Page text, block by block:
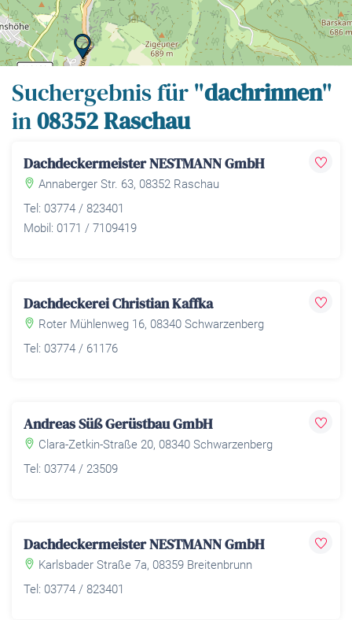
Suchergebnis für "dachrinnen"
in08352 Raschau
Dachdeckermeister NESTMANN GmbH
Annaberger Str. 63, 08352 Raschau
Tel: 03774 / 823401
Mobil: 0171 / 7109419
Dachdeckerei Christian Kaffka
Roter Mühlenweg 16, 08340 Schwarzenberg
Tel: 03774 / 61176
Andreas Süß Gerüstbau GmbH
Clara-Zetkin-Straße 20, 08340 Schwarzenberg
Tel: 03774 / 23509
Dachdeckermeister NESTMANN GmbH
Karlsbader Straße 7a, 08359 Breitenbrunn
Tel: 03774 / 823401